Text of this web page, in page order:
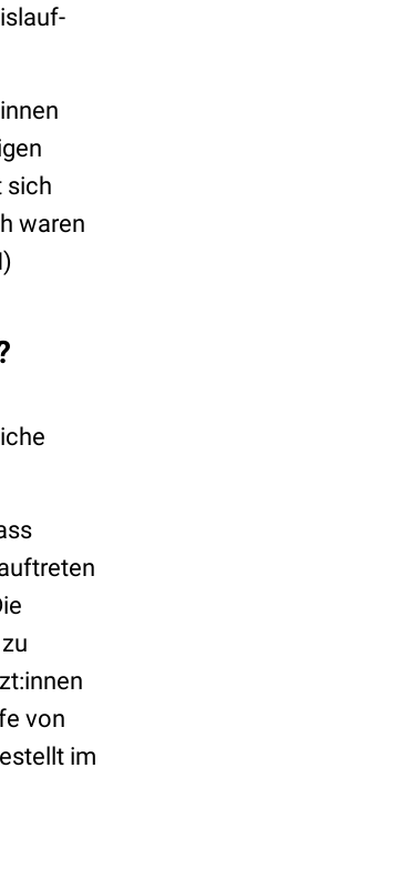
sich
waren
von
im